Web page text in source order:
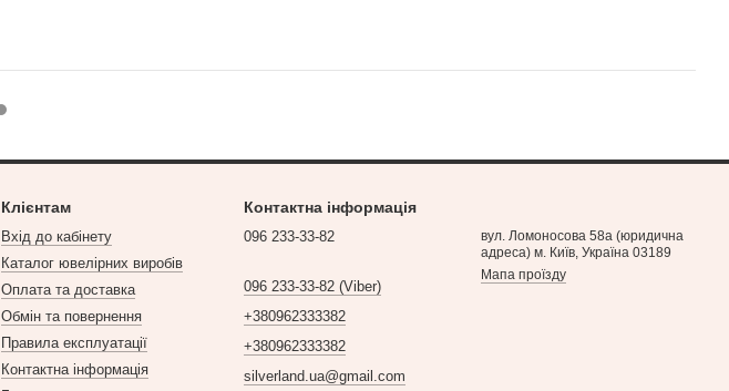
Клієнтам
Вхід до кабінету
Каталог ювелірних виробів
Оплата та доставка
Обмін та повернення
Правила експлуатації
Контактна інформація
Контактна інформація
096 233-33-82
096 233-33-82 (Viber)
+380962333382
+380962333382
silverland.ua@gmail.com
вул. Ломоносова 58а (юридична
адреса) м. Київ, Україна 03189
Мапа проїзду